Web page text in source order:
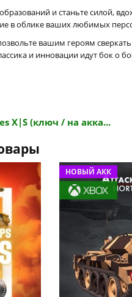
и станьте силой,
в облике ваших любимых
вашим героям
и инновации идут бок о
X|S (ключ / на акка...
НОВЫЙ АКК